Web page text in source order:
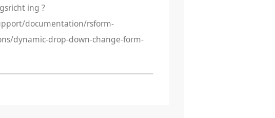
ing ?
documentation/rsform-
dynamic-drop-down-change-form-